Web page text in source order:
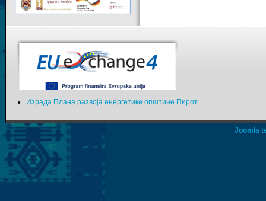
Израда Плана развоја енергетике општине Пирот
Joomla